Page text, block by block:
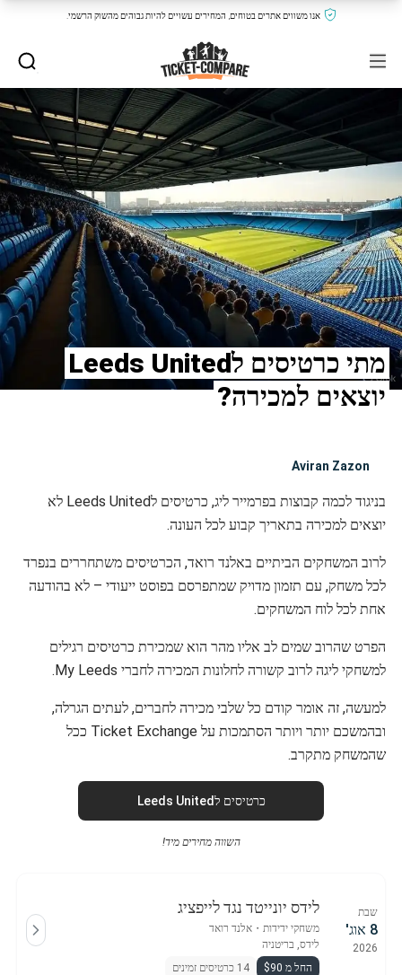
אנו משווים אתרים בטוחים, המחירים עשויים להיות גבוהים מהשוק הרשמי.
מתי כרטיסים לLeeds United
יוצאים למכירה?
Aviran Zazon
בניגוד לכמה קבוצות בפרמייר ליג, כרטיסים לLeeds United לא
יוצאים למכירה בתאריך קבוע לכל העונה.
לרוב המשחקים הביתיים באלנד רואד, הכרטיסים משתחררים בנפרד
לכל משחק, עם תזמון מדויק שמתפרסם בפוסט ייעודי – לא בהודעה
אחת לכל לוח המשחקים.
הפרט שהרוב שמים לב אליו מהר הוא שמכירת כרטיסים רגילים
למשחקי ליגה לרוב קשורה לחלונות המכירה לחברי My Leeds.
למעשה, זה אומר קודם כל שלבי מכירה לחברים, לעתים הגרלה,
ובהמשכם יותר ויותר הסתמכות על Ticket Exchange ככל
שהמשחק מתקרב.
כרטיסים לLeeds United
השווה מחירים מיד!
שבת
8 אוג'
2026
לידס יונייטד נגד לייפציג
משחקי ידידות ・ אלנד רואד
לידס, בריטניה
החל מ $90
14 כרטיסים זמינים